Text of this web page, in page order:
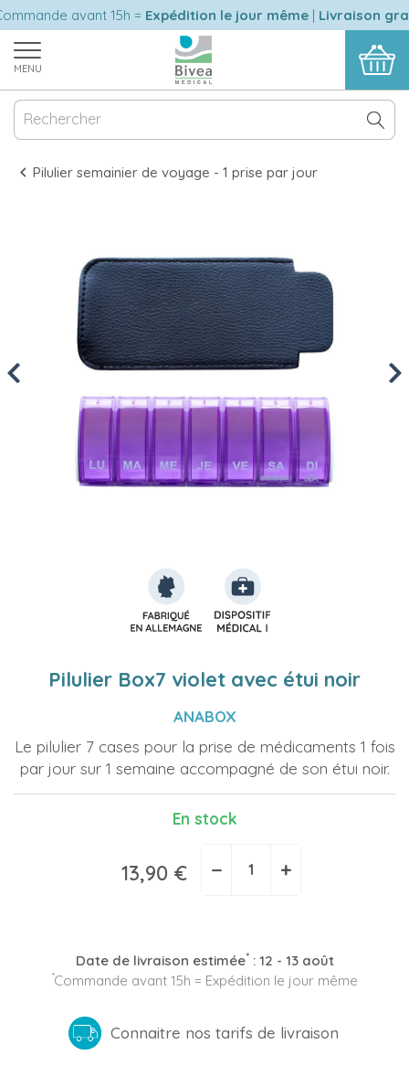
avant 15h =Expédition le jour même|Livraison
MENU
Pilulier semainier de voyage - 1 prise par jour
Previous
Pilulier Box7 violet avec étui noir
ANABOX
Le pilulier 7 cases pour la prise de médicaments 1 fois
par jour sur 1 semaine accompagné de son étui noir.
En stock
13,90 € − +
Date de livraison estimée*: 12 - 13 août
*Commande avant 15h = Expédition le jour même
Connaitre nos tarifs de livraison